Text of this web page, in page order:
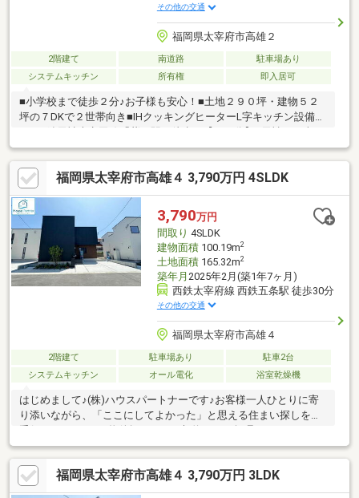
その他の交通
福岡県太宰府市高雄２
2階建て 南道路
駐車場あり
システムキッチン
所有権 即入居可
■小学校まで徒歩２分♪お子様も安心！■土地２９０坪・建物５２
坪の７DKで２世帯向き■IHクッキングヒーターL字キッチン設備あ
【２４分】博多まで車で【２２分】●スーパー【グリーンコープ
生協ふくおか 高雄店】車で【３分】●※【太宰府南小学校】
※【太宰府東中学校】●借入金額【３５００万円】金利【０．９７
５％】返済期間【３５年】※月々返済【９８，３９２円】返済期
間【５０年】※月々返済【７３，７２６円】●住宅ローン●資金計
画●税金関係●購入の流れを全て分かりやすくご説明いたします。
福岡県太宰府市高雄４ 3,790万円 4SLDK
3,790万円
間取り 4SLDK
建物面積100.19m2
土地面積165.32m2
築年月 2025年2月(築1年7ヶ月)
西鉄太宰府線 西鉄五条駅 徒歩30分
その他の交通
福岡県太宰府市高雄４
2階建て 駐車場あり
駐車2台
システムキッチン
オール電化 浴室乾燥機
はじめまして♪(株)ハウスパートナーです♪お客様一人ひとりに寄
り添いながら、「ここにしてよかった」と思える住まい探しをお
手伝いしています♪物件探しからご契約まで、無理のないペースで
しっかりサポートいたします♪☆良いところだけでなく、気にな
る点もしっかりご説明☆丁寧で分かりやすいご案内を心がけてい
ます☆ご購入後のアフターフォローも安心です♪＼当日のご見学
も大歓迎です♪／事前にご予約いただければ、夜間や定休日のご案
福岡県太宰府市高雄４ 3,790万円 3LDK